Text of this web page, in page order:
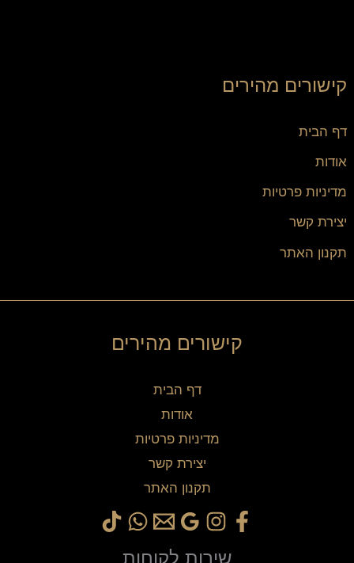
קישורים מהירים
דף הבית
אודות
מדיניות פרטיות
יצירת קשר
תקנון האתר
קישורים מהירים
דף הבית
אודות
מדיניות פרטיות
יצירת קשר
תקנון האתר
שירות לקוחות